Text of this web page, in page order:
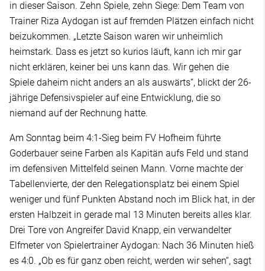
in dieser Saison. Zehn Spiele, zehn Siege: Dem Team von
Trainer Riza Aydogan ist auf fremden Plätzen einfach nicht
beizukommen. „Letzte Saison waren wir unheimlich
heimstark. Dass es jetzt so kurios läuft, kann ich mir gar
nicht erklären, keiner bei uns kann das. Wir gehen die
Spiele daheim nicht anders an als auswärts“, blickt der 26-
jährige Defensivspieler auf eine Entwicklung, die so
niemand auf der Rechnung hatte.
Am Sonntag beim 4:1-Sieg beim FV Hofheim führte
Goderbauer seine Farben als Kapitän aufs Feld und stand
im defensiven Mittelfeld seinen Mann. Vorne machte der
Tabellenvierte, der den Relegationsplatz bei einem Spiel
weniger und fünf Punkten Abstand noch im Blick hat, in der
ersten Halbzeit in gerade mal 13 Minuten bereits alles klar.
Drei Tore von Angreifer David Knapp, ein verwandelter
Elfmeter von Spielertrainer Aydogan: Nach 36 Minuten hieß
es 4:0. „Ob es für ganz oben reicht, werden wir sehen“, sagt